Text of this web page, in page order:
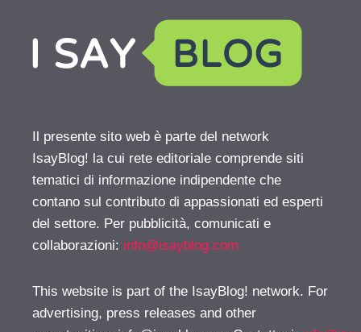
Il presente sito web è parte del network
IsayBlog! la cui rete editoriale comprende siti
tematici di informazione indipendente che
contano sul contributo di appassionati ed esperti
del settore. Per pubblicità, comunicati e
collaborazioni: info@isayblog.com
This website is part of the IsayBlog! network. For
advertising, press releases and other